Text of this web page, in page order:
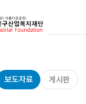
보도자료 게시판